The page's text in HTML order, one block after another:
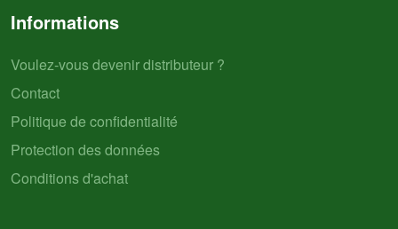
Informations
Voulez-vous devenir distributeur ?
Contact
Politique de confidentialité
Protection des données
Conditions d'achat